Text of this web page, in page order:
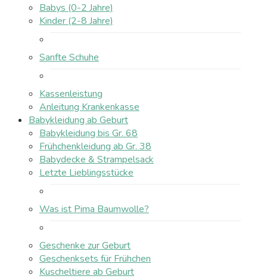
Babys (0-2 Jahre)
Kinder (2-8 Jahre)
Sanfte Schuhe
Kassenleistung
Anleitung Krankenkasse
Babykleidung ab Geburt
Babykleidung bis Gr. 68
Frühchenkleidung ab Gr. 38
Babydecke & Strampelsack
Letzte Lieblingsstücke
Was ist Pima Baumwolle?
Geschenke zur Geburt
Geschenksets für Frühchen
Kuscheltiere ab Geburt